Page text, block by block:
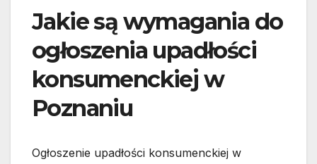
Jakie są wymagania do
ogłoszenia upadłości
konsumenckiej w
Poznaniu
Ogłoszenie upadłości konsumenckiej w